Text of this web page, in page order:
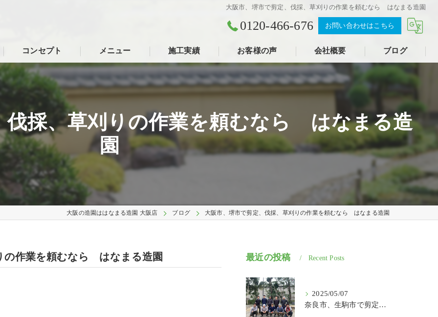
大阪市、堺市で剪定、伐採、草刈りの作業を頼むなら はなまる造園
0120-466-676 お問い合わせはこちら
コンセプト メニュー 施工実績 お客様の声 会社概要 ブログ
伐採、草刈りの作業を頼むなら はなまる造
園
大阪の造園ははなまる造園 大阪店 ブログ 大阪市、堺市で剪定、伐採、草刈りの作業を頼むなら はなまる造園
の作業を頼むなら はなまる造園 最近の投稿 Recent Posts
2025/05/07
奈良市、生駒市で剪定、伐採、草刈りの作業を頼むなら はなまる造園